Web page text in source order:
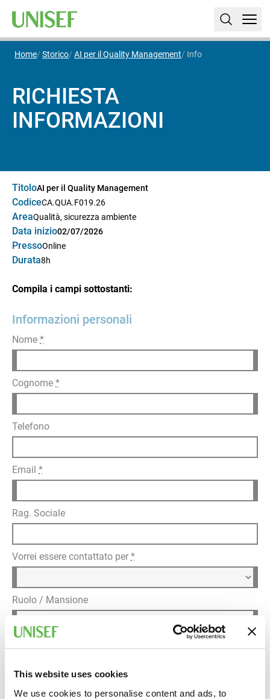
This website uses cookies
We use cookies to personalise content and ads, to
Home Storico AI per il Quality Management Info
RICHIESTA
INFORMAZIONI
TitoloAI per il Quality Management
CodiceCA.QUA.F019.26
AreaQualità, sicurezza ambiente
Data inizio02/07/2026
PressoOnline
Durata8h
Compila i campi sottostanti:
Informazioni personali
Nome *
Cognome *
Telefono
Email *
Rag. Sociale
Vorrei essere contattato per *
Ruolo / Mansione